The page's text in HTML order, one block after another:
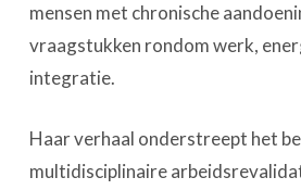
mensen met chronische
vraagstukken rondom werk,
integratie.
Haar verhaal onderstreept het
multidisciplinaire